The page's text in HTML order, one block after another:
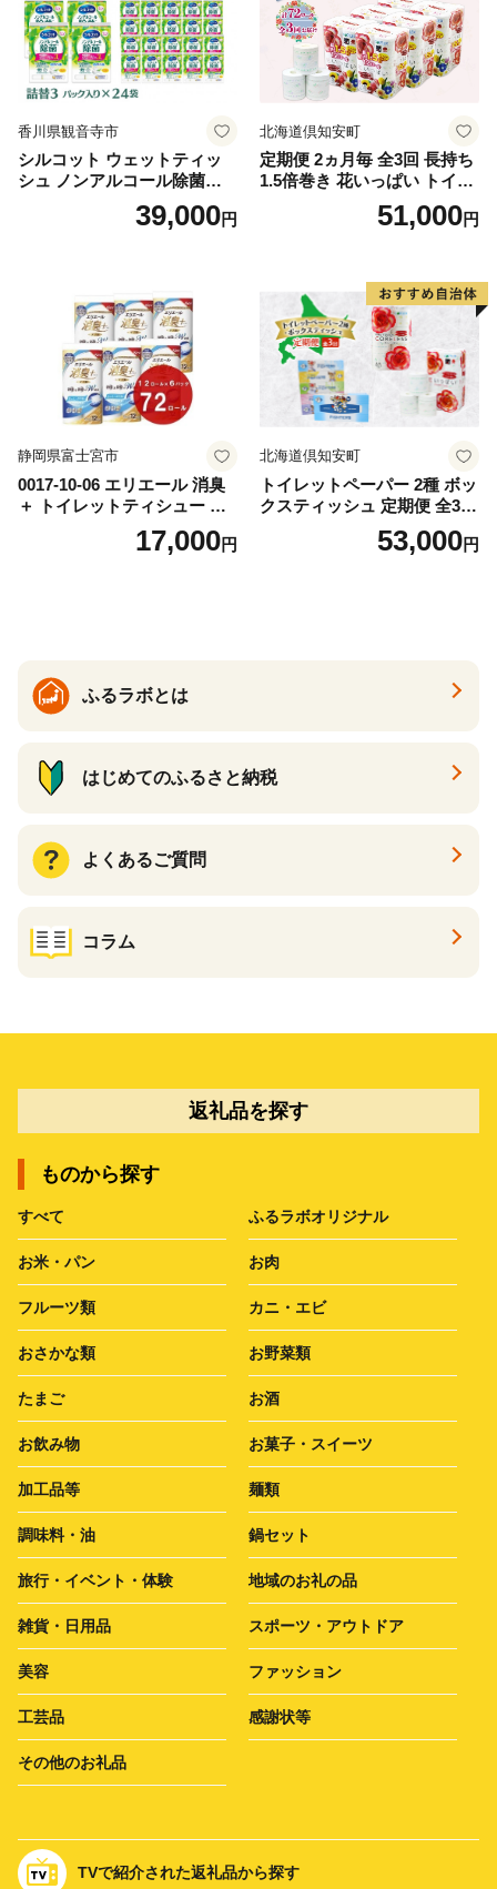
香川県観音寺市
シルコット ウェットティッ
シュ ノンアルコール除菌詰
替（43枚×3P）×24袋 日用品
おもちゃ 拭き取り 手拭き 外
39,000円
北海道倶知安町
定期便 2ヵ月毎 全3回 長持ち
1.5倍巻き 花いっぱい トイレ
ットペーパー ダブル 45ｍ 計
72ロール 全18種 花柄 プリン
ー 消耗品 備蓄 送料無料 北海
道 倶知安町 日用品
51,000円
静岡県富士宮市
0017-10-06 エリエール 消臭
＋ トイレットティシュー し
っかり香るフレッシュクリア
の香り ダブル 12ロール×6パ
17,000円
北海道倶知安町
トイレットペーパー 2種 ボッ
クスティッシュ 定期便 全3
回 日本製 まとめ買い 防災
常備品 日用雑貨 消耗品 生活
53,000円
ふるラボとは
はじめてのふるさと納税
よくあるご質問
コラム
返礼品を探す
ものから探す
すべて ふるラボオリジナル
お米・パン お肉
フルーツ類 カニ・エビ
おさかな類 お野菜類
たまご お酒
お飲み物 お菓子・スイーツ
加工品等 麺類
調味料・油 鍋セット
旅行・イベント・体験 地域のお礼の品
雑貨・日用品 スポーツ・アウトドア
美容 ファッション
工芸品 感謝状等
その他のお礼品
TVで紹介された返礼品から探す